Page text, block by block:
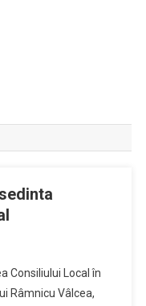
Consiliului Local în
Râmnicu Vâlcea,